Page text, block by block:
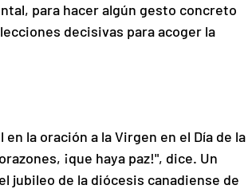
para hacer algún gesto concreto
decisivas para acoger la
la oración a la Virgen en el Día de la
¡que haya paz!", dice. Un
jubileo de la diócesis canadiense de